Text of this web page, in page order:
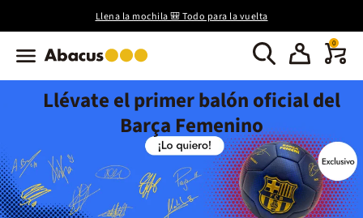
Llena la mochila 🎒 Todo para la vuelta
0
Llévate el primer balón oficial del
Barça Femenino